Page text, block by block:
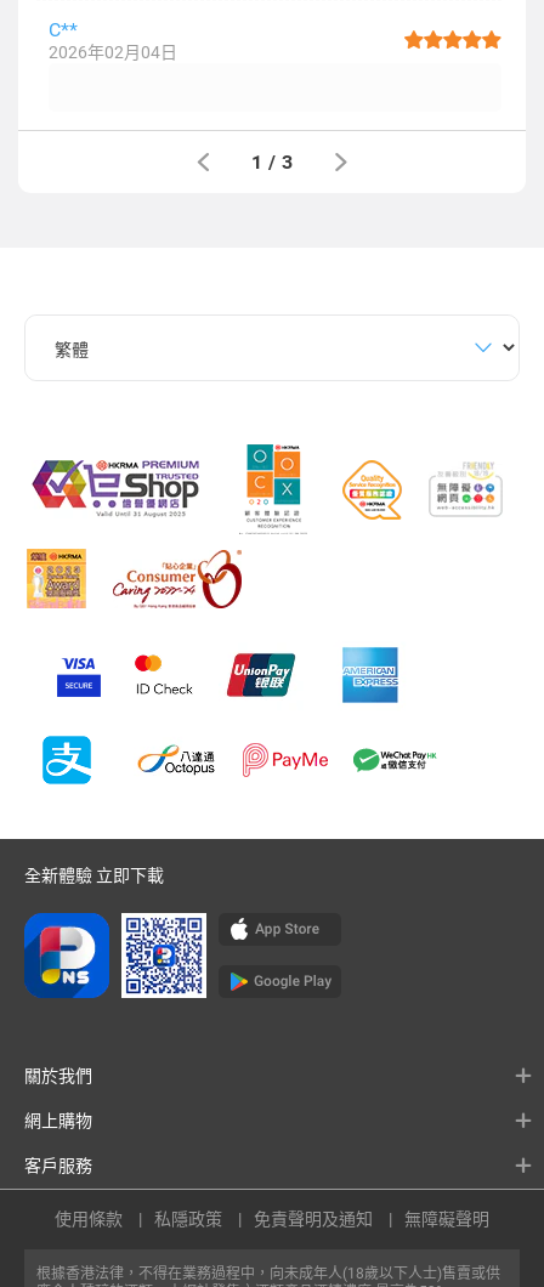
C**
2026年02月04日
1 / 3
全新體驗 立即下載
關於我們
網上購物
客戶服務
根據香港法律，不得在業務過程中，向未成年人(18歲以下人士)售賣或供
使用條款 私隱政策 免責聲明及通知 無障礙聲明